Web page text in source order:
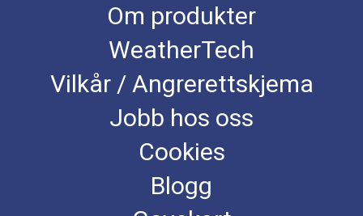
Om produkter
WeatherTech
Vilkår / Angrerettskjema
Jobb hos oss
Cookies
Blogg